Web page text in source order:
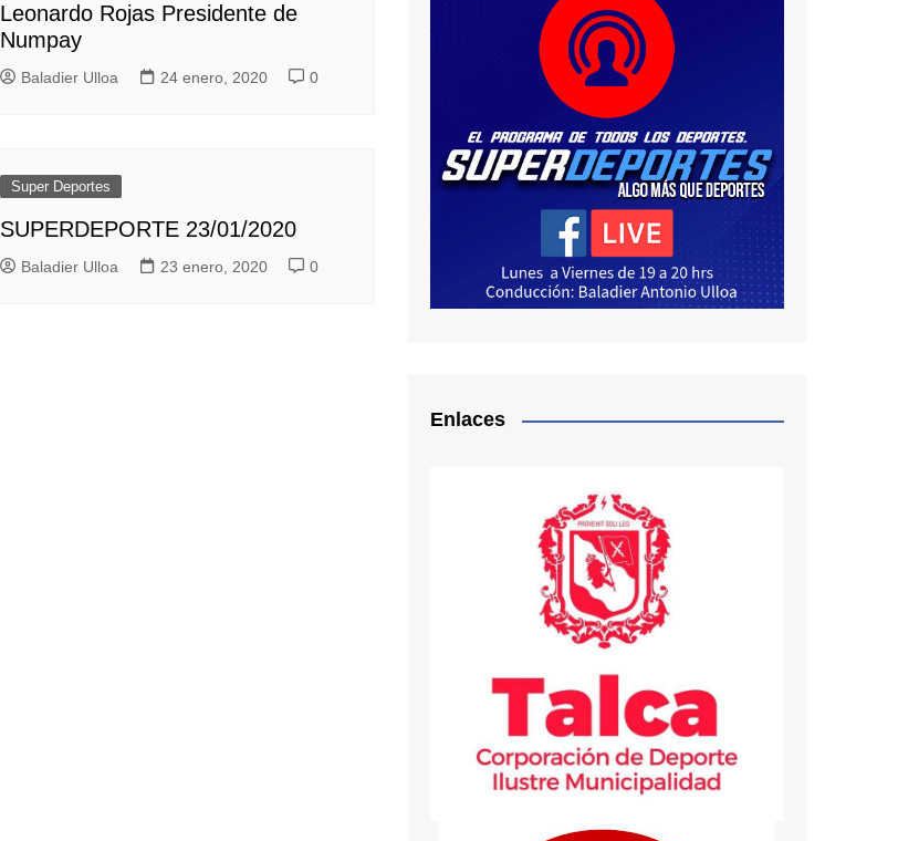
Leonardo Rojas Presidente de
Numpay
Baladier Ulloa 24 enero, 2020 0
Super Deportes
SUPERDEPORTE 23/01/2020
Baladier Ulloa 23 enero, 2020 0
Enlaces